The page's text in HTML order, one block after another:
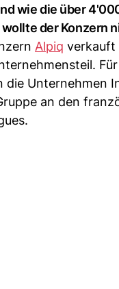
wie die über
der Konzern
Alpiq verkauft
die Unternehmen
an den